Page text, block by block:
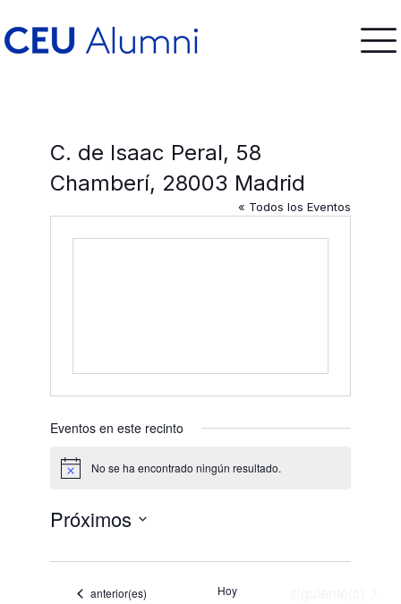
C. de Isaac Peral, 58
Chamberí, 28003 Madrid
« Todos los Eventos
Eventos en este recinto
Aviso No se ha encontrado ningún resultado.
Próximos
Eventos
anterior(es) Hoy